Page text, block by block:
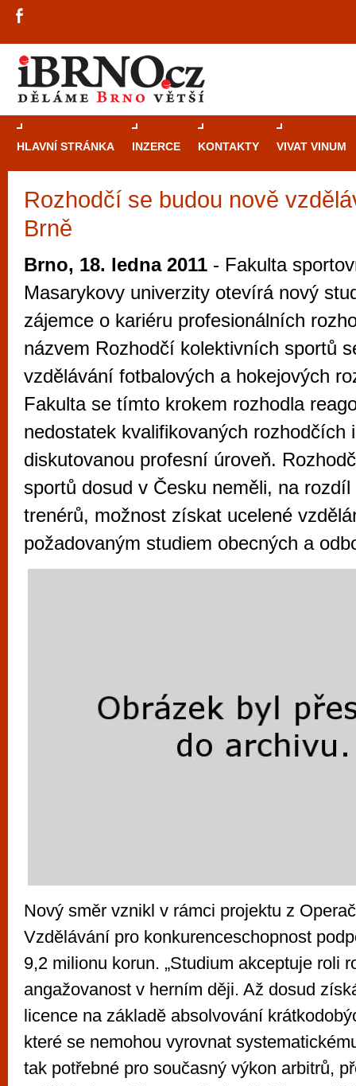
HLAVNÍ STRÁNKA INZERCE KONTAKTY VIVAT VINUM
Rozhodčí se budou nově
Brně
Brno, 18. ledna 2011 - Fakulta
Masarykovy univerzity otevírá nový
zájemce o kariéru profesionálních
názvem Rozhodčí kolektivních sportů
vzdělávání fotbalových a hokejových
Fakulta se tímto krokem rozhodla
nedostatek kvalifikovaných rozhodčích
diskutovanou profesní úroveň.
sportů dosud v Česku neměli, na
trenérů, možnost získat ucelené
požadovaným studiem obecných a
Nový směr vznikl v rámci projektu z
Vzdělávání pro konkurenceschopnost
9,2 milionu korun. „Studium akceptuje roli
angažovanost v herním ději. Až dosud
licence na základě absolvování
které se nemohou vyrovnat
tak potřebné pro současný výkon arbitrů,
Průvodce
Brno je
zajímavé
restaurace,
Mimo jiné je ale také místem, kde si
vyzkoušet různé kasinové hry. V
metropoli naleznete širokou nabídku her
po moderní automaty jak pro pravidelné
příležitostné hráče. V...